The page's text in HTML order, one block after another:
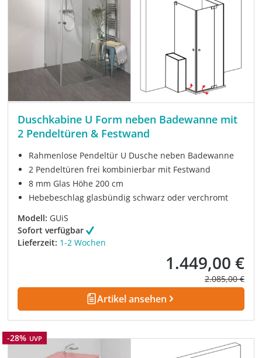
Duschkabine U Form neben Badewanne mit
2 Pendeltüren & Festwand
Rahmenlose Pendeltür U Dusche neben Badewanne
2 Pendeltüren frei kombinierbar mit Festwand
8 mm Glas Höhe 200 cm
Hebebeschlag glasbündig schwarz oder verchromt
Modell: GUiS
Sofort verfügbar
Lieferzeit: 1-2 Wochen
Verkaufspreis:
1.449,00 €
Regulärer
2.085,00 €
Artikel ansehen
Rabatt
-28% UVP